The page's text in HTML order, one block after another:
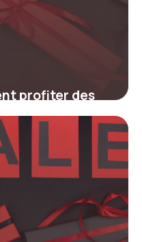
profiter des
quelques